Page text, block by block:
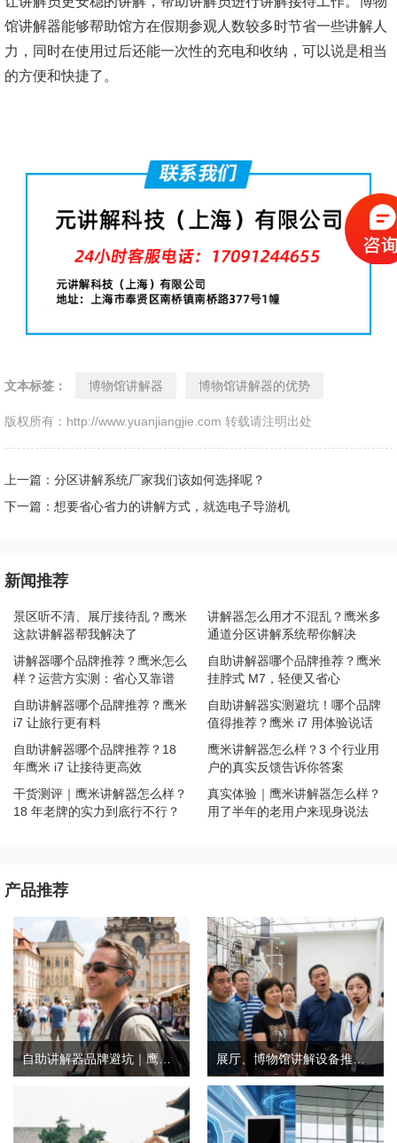
馆讲解器能够帮助馆方在假期参观人数较多时节省一些讲解人
力，同时在使用过后还能一次性的充电和收纳，可以说是相当
的方便和快捷了。
文本标签： 博物馆讲解器 博物馆讲解器的优势
版权所有：http://www.yuanjiangjie.com 转载请注明出处
上一篇：分区讲解系统厂家我们该如何选择呢？
下一篇：想要省心省力的讲解方式，就选电子导游机
新闻推荐
景区听不清、展厅接待乱？鹰米
这款讲解器帮我解决了
讲解器怎么用才不混乱？鹰米多
通道分区讲解系统帮你解决
讲解器哪个品牌推荐？鹰米怎么
样？运营方实测：省心又靠谱
自助讲解器哪个品牌推荐？鹰米
挂脖式 M7，轻便又省心
自助讲解器哪个品牌推荐？鹰米
i7 让旅行更有料
自助讲解器实测避坑！哪个品牌
值得推荐？鹰米 i7 用体验说话
自助讲解器哪个品牌推荐？18
年鹰米 i7 让接待更高效
鹰米讲解器怎么样？3 个行业用
户的真实反馈告诉你答案
干货测评｜鹰米讲解器怎么样？
18 年老牌的实力到底行不行？
真实体验｜鹰米讲解器怎么样？
用了半年的老用户来现身说法
产品推荐
自助讲解器品牌避坑｜鹰米自助讲解器，实测好用不踩雷 展厅、博物馆讲解设备推荐｜分区讲解系统，解决多团队接待核心痛点